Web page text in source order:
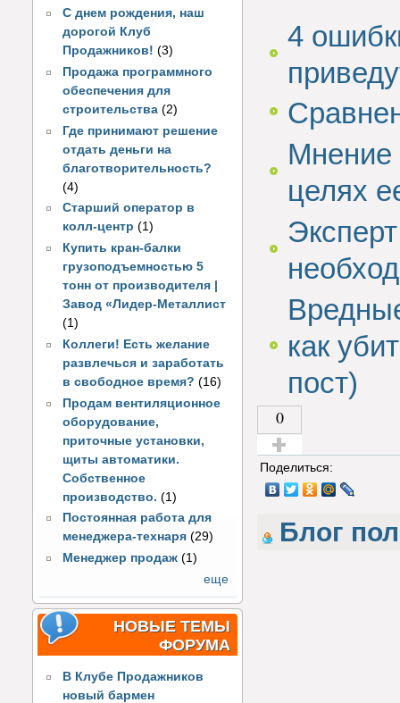
С днем рождения, наш
дорогой Клуб
Продажников! (3)
Продажа программного
обеспечения для
строительства (2)
Где принимают решение
отдать деньги на
благотворительность?
(4)
Старший оператор в
колл-центр (1)
Купить кран-балки
грузоподъемностью 5
тонн от производителя |
Завод «Лидер-Металлист
(1)
Коллеги! Есть желание
развлечься и заработать
в свободное время? (16)
Продам вентиляционное
оборудование,
приточные установки,
щиты автоматики.
Собственное
производство. (1)
Постоянная работа для
менеджера-технаря (29)
Менеджер продаж (1)
еще
НОВЫЕ ТЕМЫ
ФОРУМА
В Клубе Продажников
новый бармен
4
Мнение
целях
как
пост)
0
Голос за!
Поделиться:
Блог